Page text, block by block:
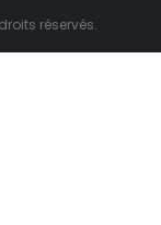
réservés.